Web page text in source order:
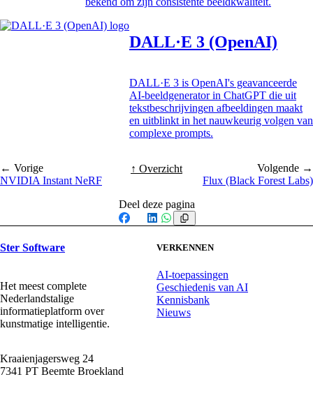
DALL·E 3 (OpenAI)
DALL·E 3 is OpenAI's geavanceerde
AI-beeldgenerator in ChatGPT die uit
tekstbeschrijvingen afbeeldingen maakt
en uitblinkt in het nauwkeurig volgen van
complexe prompts.
← Vorige
NVIDIA Instant NeRF
↑ Overzicht
Volgende →
Flux (Black Forest Labs)
Deel deze pagina
Facebook
X LinkedIn
WhatsApp
Ster Software
Het meest complete
Nederlandstalige
informatieplatform over
kunstmatige intelligentie.
Kraaienjagersweg 24
7341 PT Beemte Broekland
VERKENNEN
AI-toepassingen
Geschiedenis van AI
Kennisbank
Nieuws